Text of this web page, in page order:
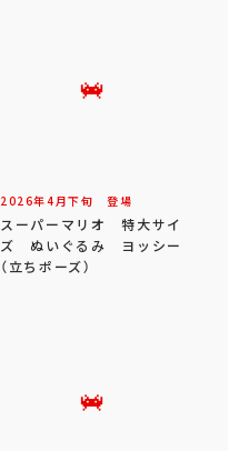
2026年4 月下旬 登場
スーパーマリオ 特大サイ
ズ ぬいぐるみ ヨッシー
（立ちポーズ）